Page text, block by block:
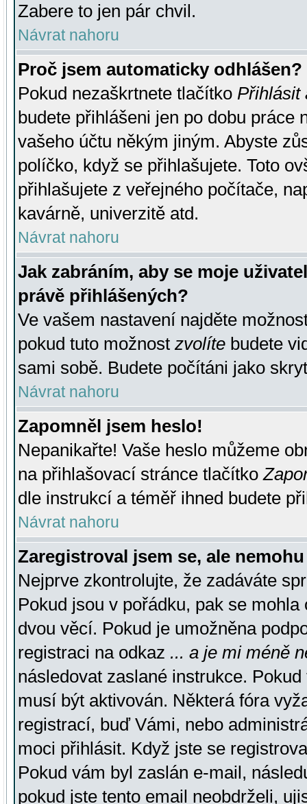
Zabere to jen pár chvil.
Návrat nahoru
Proč jsem automaticky odhlášen?
Pokud nezaškrtnete tlačítko Přihlásit
budete přihlášeni jen po dobu práce
vašeho účtu někým jiným. Abyste
políčko, když se přihlašujete. Toto
přihlašujete z veřejného počítače,
kavárně, univerzitě atd.
Návrat nahoru
Jak zabráním, aby se moje
právě přihlášených?
Ve vašem nastavení najděte
pokud tuto možnost zvolíte budete
sami sobě. Budete počítáni jako
Návrat nahoru
Zapomněl jsem heslo!
Nepanikařte! Vaše heslo můžeme
na přihlašovací stránce tlačítko
dle instrukcí a téměř ihned budete
Návrat nahoru
Zaregistroval jsem se, ale
Nejprve zkontrolujte, že zadáváte
Pokud jsou v pořádku, pak se
dvou věcí. Pokud je umožněna
registraci na odkaz ... a je mi méně
následovat zaslané instrukce.
musí být aktivován. Některá fóra
registrací, buď Vámi, nebo
moci přihlásit. Když jste se
Pokud vám byl zaslán e-mail,
pokud jste tento email neobdrželi,